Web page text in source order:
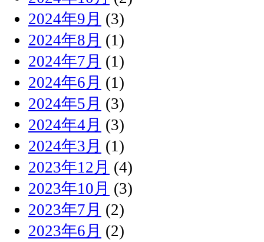
2024年9月 (3)
2024年8月 (1)
2024年7月 (1)
2024年6月 (1)
2024年5月 (3)
2024年4月 (3)
2024年3月 (1)
2023年12月 (4)
2023年10月 (3)
2023年7月 (2)
2023年6月 (2)